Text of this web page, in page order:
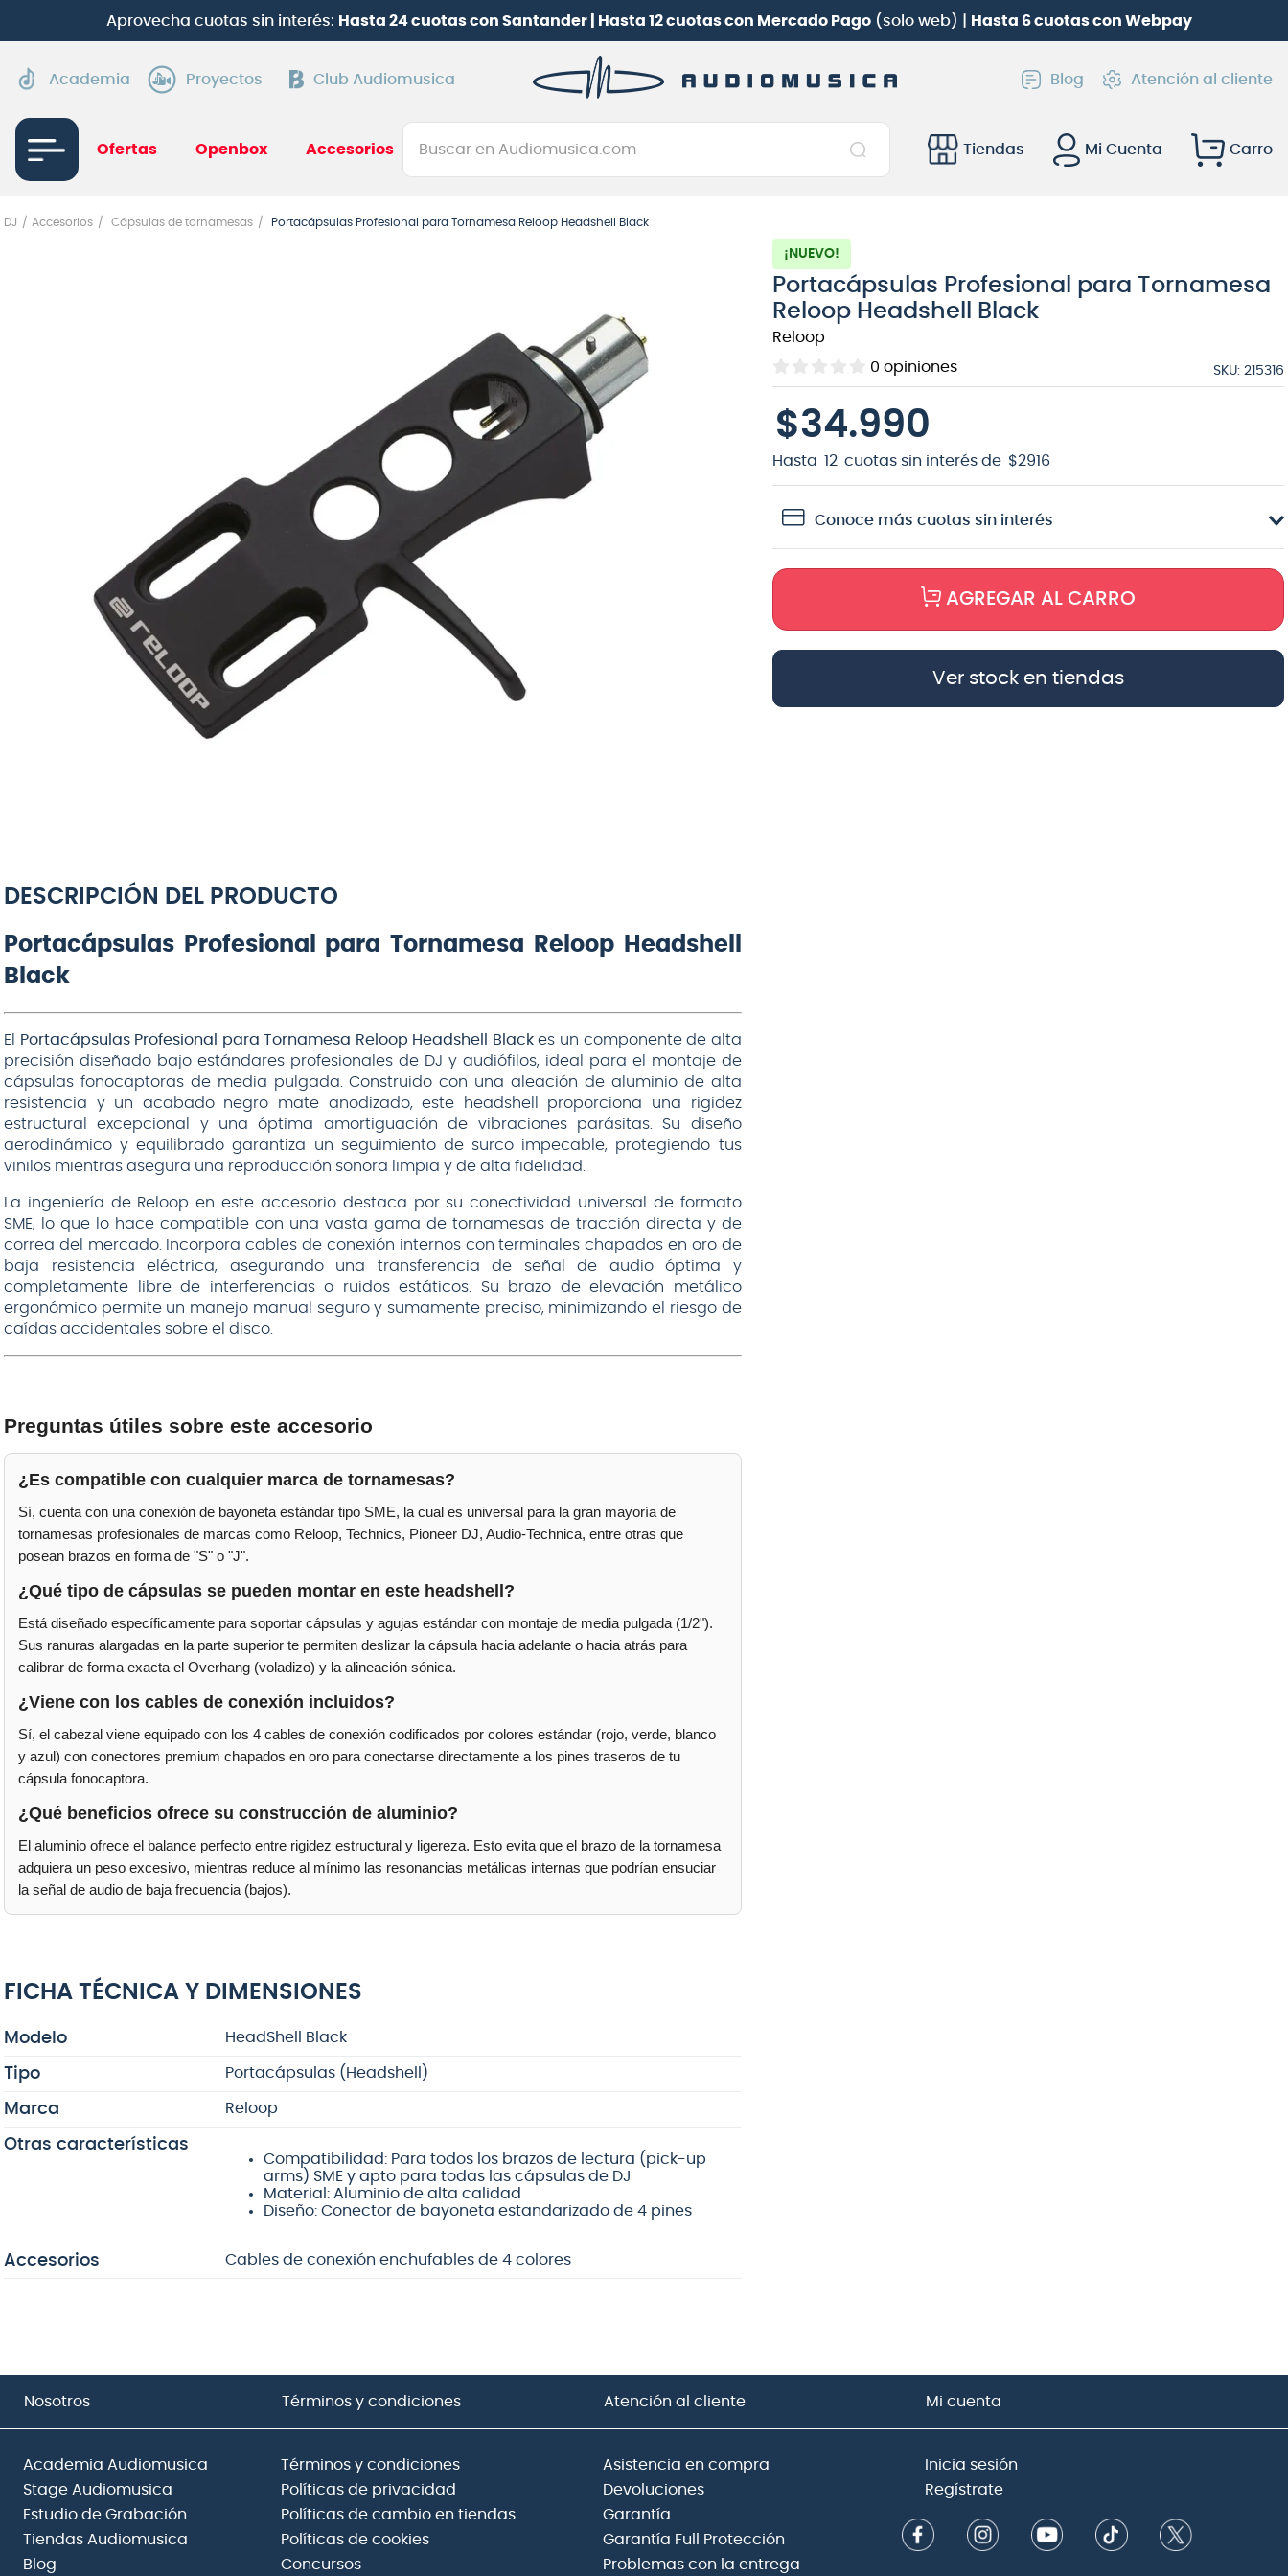
Aprovecha cuotas sin interés: Hasta 24 cuotas con Santander | Hasta 12 cuotas con Mercado Pago(solo web) | Hasta 6 cuotas con Webpay
Academia Proyectos Club Audiomusica Blog Atención al cliente
Ofertas Openbox Accesorios
Buscar en Audiomusica.com
Tiendas
Mi Cuenta
DJ Accesorios Cápsulas de tornamesas Portacápsulas Profesional para Tornamesa Reloop Headshell Black
DESCRIPCIÓN DEL PRODUCTO
Portacápsulas Profesional para Tornamesa Reloop Headshell
Black
El Portacápsulas Profesional para Tornamesa Reloop Headshell Blackes un componente de alta
precisión diseñado bajo estándares profesionales de DJ y audiófilos, ideal para el montaje de
cápsulas fonocaptoras de media pulgada. Construido con una aleación de aluminio de alta
resistencia y un acabado negro mate anodizado, este headshell proporciona una rigidez
estructural excepcional y una óptima amortiguación de vibraciones parásitas. Su diseño
aerodinámico y equilibrado garantiza un seguimiento de surco impecable, protegiendo tus
vinilos mientras asegura una reproducción sonora limpia y de alta fidelidad.
La ingeniería de Reloop en este accesorio destaca por su conectividad universal de formato
SME, lo que lo hace compatible con una vasta gama de tornamesas de tracción directa y de
correa del mercado. Incorpora cables de conexión internos con terminales chapados en oro de
baja resistencia eléctrica, asegurando una transferencia de señal de audio óptima y
completamente libre de interferencias o ruidos estáticos. Su brazo de elevación metálico
ergonómico permite un manejo manual seguro y sumamente preciso, minimizando el riesgo de
caídas accidentales sobre el disco.
Preguntas útiles sobre este accesorio
¿Es compatible con cualquier marca de tornamesas?
Sí, cuenta con una conexión de bayoneta estándar tipo SME, la cual es universal para la gran mayoría de
tornamesas profesionales de marcas como Reloop, Technics, Pioneer DJ, Audio-Technica, entre otras que
posean brazos en forma de "S" o "J".
¿Qué tipo de cápsulas se pueden montar en este headshell?
Está diseñado específicamente para soportar cápsulas y agujas estándar con montaje de media pulgada (1/2").
Sus ranuras alargadas en la parte superior te permiten deslizar la cápsula hacia adelante o hacia atrás para
calibrar de forma exacta el Overhang (voladizo) y la alineación sónica.
¿Viene con los cables de conexión incluidos?
Sí, el cabezal viene equipado con los 4 cables de conexión codificados por colores estándar (rojo, verde, blanco
y azul) con conectores premium chapados en oro para conectarse directamente a los pines traseros de tu
cápsula fonocaptora.
¿Qué beneficios ofrece su construcción de aluminio?
El aluminio ofrece el balance perfecto entre rigidez estructural y ligereza. Esto evita que el brazo de la tornamesa
adquiera un peso excesivo, mientras reduce al mínimo las resonancias metálicas internas que podrían ensuciar
la señal de audio de baja frecuencia (bajos).
FICHA TÉCNICA Y DIMENSIONES
Modelo HeadShell Black
Tipo Portacápsulas (Headshell)
Marca Reloop
Otras características
Compatibilidad: Para todos los brazos de lectura (pick-up
arms) SME y apto para todas las cápsulas de DJ
Material: Aluminio de alta calidad
Diseño: Conector de bayoneta estandarizado de 4 pines
Accesorios Cables de conexión enchufables de 4 colores
¡NUEVO!
Portacápsulas Profesional para Tornamesa
Reloop Headshell Black
Reloop
0 opiniones SKU: 215316
$34.990
Hasta 12 cuotas sin interés de $2916
Conoce más cuotas sin interés
AGREGAR AL CARRO
Ver stock en tiendas
Nosotros Términos y condiciones Atención al cliente Mi cuenta
Academia Audiomusica
Stage Audiomusica
Estudio de Grabación
Tiendas Audiomusica
Blog
Términos y condiciones
Políticas de privacidad
Políticas de cambio en tiendas
Políticas de cookies
Concursos
Asistencia en compra
Devoluciones
Garantía
Garantía Full Protección
Problemas con la entrega
Inicia sesión
Regístrate
1.
guitarra electrica
amplificador
guitarra
teclado
8
micrófono
bateria
violin